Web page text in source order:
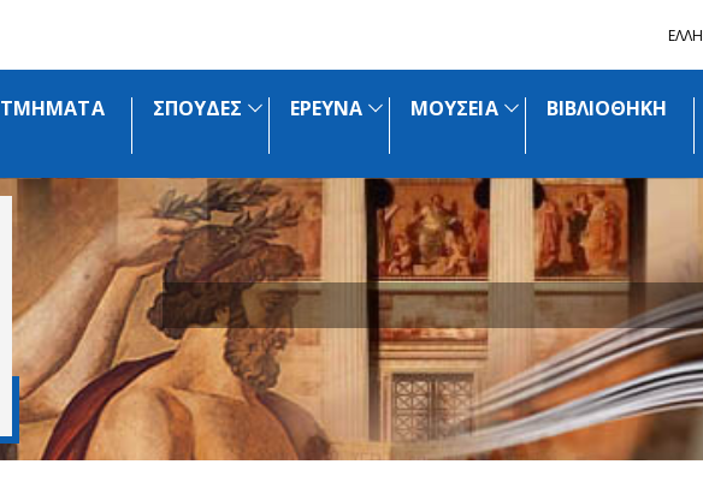
ΤΜΗΜΑΤΑ ΣΠΟΥΔΕΣ ΕΡΕΥΝΑ ΜΟΥΣΕΙΑ ΒΙΒΛΙΟΘΗΚΗ